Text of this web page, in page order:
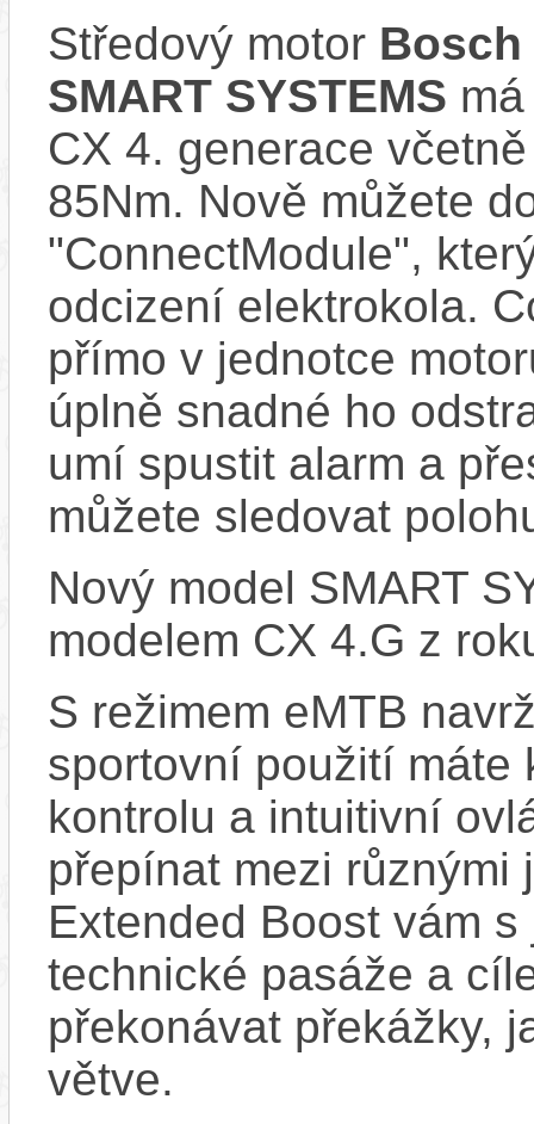
Středový motor Bosch
SMART SYSTEMS
CX 4. generace
85Nm. Nově můžete
"ConnectModule",
odcizení elektrokola.
přímo v jednotce
úplně snadné ho
umí spustit alarm a
můžete sledovat
Nový model SMART
modelem CX 4.G z
S režimem eMTB
sportovní použití máte
kontrolu a intuitivní
přepínat mezi různými
Extended Boost vám
technické pasáže a
překonávat překážky,
větve.